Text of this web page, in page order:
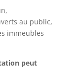
au public,
immeubles
peut